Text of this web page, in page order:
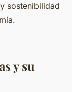
sostenibilidad
y su